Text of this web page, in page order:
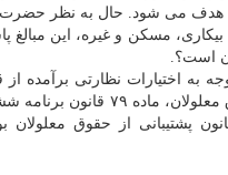
هدف می شود. حال به نظر حضرت
مسکن و غیره، این مبالغ
است؟.
به اختیارات نظارتی
اسلامی، پیگیری اجرای کامل و موثر مواد ۷
پشتیبانی از حقوق معلولان